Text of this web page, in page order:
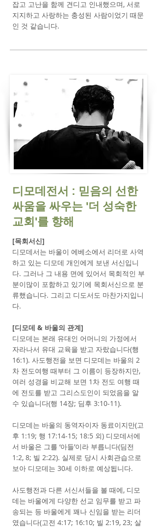
잡고 고난을 함께 견디고 인내했으며, 서로
지지하고 사랑하는 충성된 사람이었기 때문
인 것 같습니다.
​디모데전서 : 믿음의 선한
싸움을 싸우는 '더 성숙한
교회'를 향해
[목회서신]
디모데서는 바울이 에베소에서 리더로 사역
하고 있는 디모데 개인에게 보낸 서신입니
다. 그러나 그 내용 면에 있어서 목회적인 부
분이많이 포함하고 있기에 목회서신으로 분
류했습니다. 그리고 디도서도 마찬가지입니
다.
[디모데 & 바울의 관계]
디모데는 본래 유대인 어머니의 가정에서
자라나서 유대 교육을 받고 자랐습니다(행
16:1). 사도행전을 보면 디모데는 바울의 2
차 전도여행 때부터 그 이름이 등장하지만,
여러 성경을 비교해 보면 1차 전도 여행 때
에 전도를 받고 그리스도인이 되었음을 알
수 있습니다(행 14장; 딤후 3:10-11).
디모데는 바울의 동역자이자 동료이지만(고
후 1:19; 행 17:14-15; 18:5 외) 디모데서에
서 바울은 그를 ‘아들’이라 부릅니다(딤전
1:2, 8; 빌 2:22). 실제로 당시 사회관습으로
보아 디모데는 30세 이하로 예상됩니다.
사도행전과 다른 서신서들을 볼 때에, 디모
데는 바울에게 다양한 선교 임무를 받고 파
송되는 등 바울에게 꽤나 신임을 받는 리더
였습니다(고전 4:17; 16:10; 빌 2:19, 23; 살